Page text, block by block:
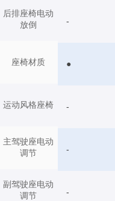
后排座椅电动
放倒
座椅材质
运动风格座椅
主驾驶座电动
调节
副驾驶座电动
调节
-
●
-
-
-